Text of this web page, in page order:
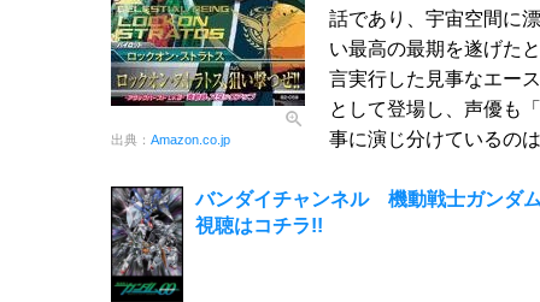
出典： Amazon.co.jp
話であり、宇宙空間に
い最高の最期を遂げた
言実行した見事なエー
として登場し、声優も
事に演じ分けているの
バンダイチャンネル 機動戦士ガン
視聴はコチラ!!